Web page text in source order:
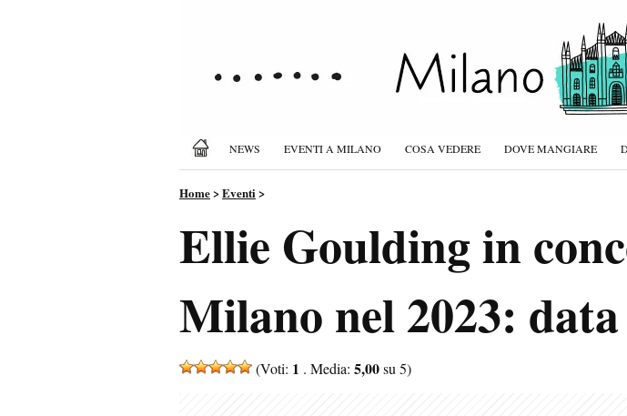
NEWS EVENTI A MILANO COSA VEDERE DOVE MANGIARE
Home>Eventi>
Ellie Goulding in
Milano nel 2023:
(Voti: 1 . Media: 5,00su 5)